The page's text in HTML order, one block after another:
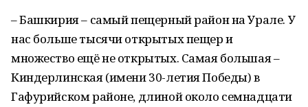
– Башкирия – самый пещерный район на Урале. У
нас больше тысячи открытых пещер и
множество ещё не открытых. Самая большая –
Киндерлинская (имени 30-летия Победы) в
Гафурийском районе, длиной около семнадцати